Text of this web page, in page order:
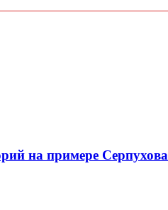
на примере Серпухова